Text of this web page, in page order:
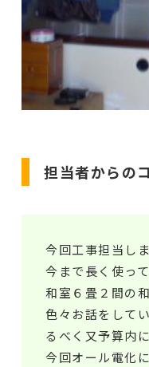
担当者からの
今回工事担当し
今まで長く使っ
和室６畳２間の
色々お話をして
るべく又予算内
今回オール電化